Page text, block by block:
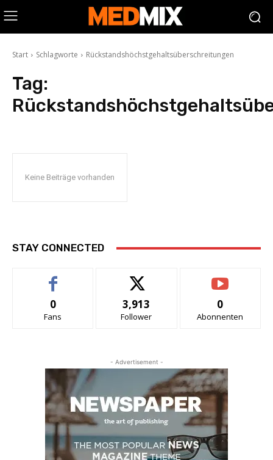
Start Schlagworte Rückstandshöchstgehaltsüberschreitungen
Tag:
Keine Beiträge vorhanden
STAY CONNECTED
0
Fans
3,913
Follower
0
Abonnenten
- Advertisement -